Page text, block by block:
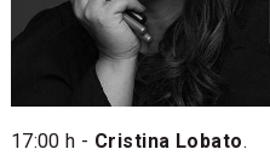
17:00 h - Cristina Lobato​.